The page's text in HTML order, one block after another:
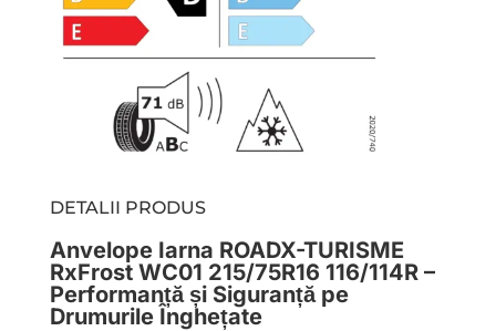
DETALII PRODUS
Anvelope Iarna ROADX-TURISME
RxFrost WC01 215/75R16 116/114R –
Performanță și Siguranță pe
Drumurile Înghețate